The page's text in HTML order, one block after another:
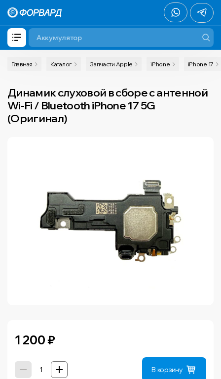
Главная Каталог Запчасти Apple iPhone iPhone 17
Динамик слуховой в сборе с антенной
Wi-Fi / Bluetooth iPhone 17 5G
(Оригинал)
1 200₽
В корзину